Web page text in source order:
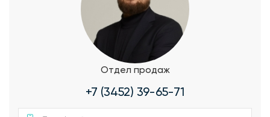
Отдел продаж
+7 (3452) 39-65-71